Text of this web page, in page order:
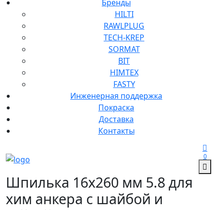
Бренды
HILTI
RAWLPLUG
TECH-KREP
SORMAT
BIT
HIMTEX
FASTY
Инженерная поддержка
Покраска
Доставка
Контакты
0
Шпилька 16х260 мм 5.8 для
хим анкера с шайбой и